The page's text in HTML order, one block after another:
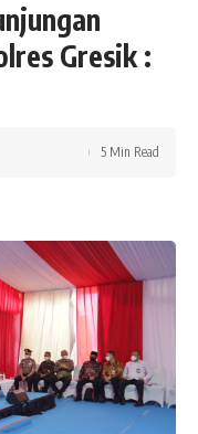
Gresik :
5 Min Read